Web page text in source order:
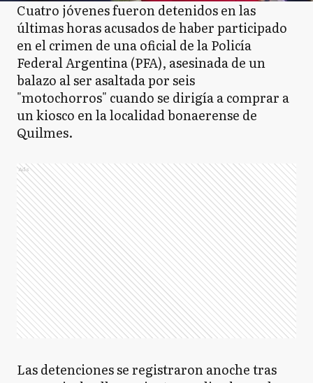
Cuatro jóvenes fueron detenidos en las
últimas horas acusados de haber participado
en el crimen de una oficial de la Policía
Federal Argentina (PFA), asesinada de un
balazo al ser asaltada por seis
"motochorros" cuando se dirigía a comprar a
un kiosco en la localidad bonaerense de
Quilmes.
Ads
Las detenciones se registraron anoche tras